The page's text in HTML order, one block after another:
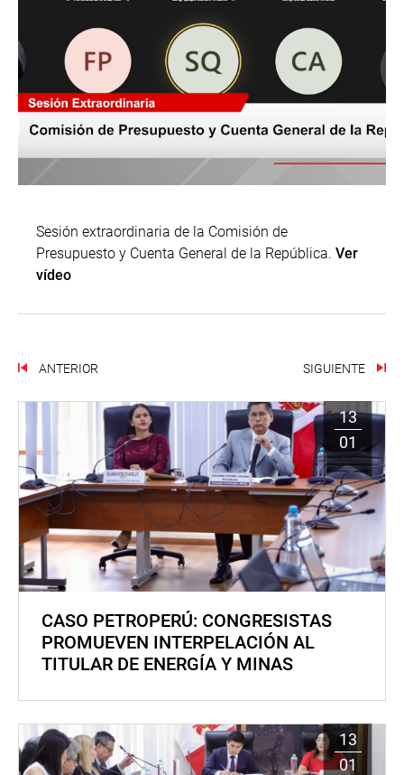
Sesión extraordinaria de la Comisión de
Presupuesto y Cuenta General de la República. Ver
vídeo
ANTERIOR SIGUIENTE
13
01
CASO PETROPERÚ: CONGRESISTAS
PROMUEVEN INTERPELACIÓN AL
TITULAR DE ENERGÍA Y MINAS
13
01